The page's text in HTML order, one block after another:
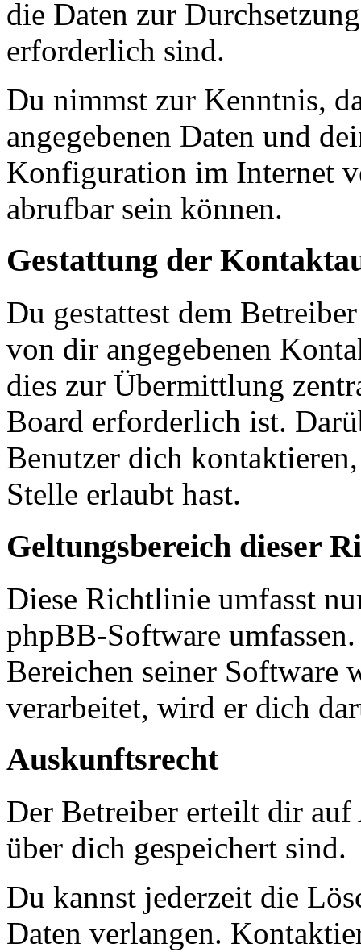
die Daten zur
erforderlich sind.
Du nimmst zur Kenntnis,
angegebenen Daten und
Konfiguration im Internet
abrufbar sein können.
Gestattung der
Du gestattest dem
von dir angegebenen
dies zur Übermittlung
Board erforderlich ist.
Benutzer dich
Stelle erlaubt hast.
Geltungsbereich dieser
Diese Richtlinie umfasst
phpBB-Software
Bereichen seiner Software
verarbeitet, wird er dich
Auskunftsrecht
Der Betreiber erteilt dir
über dich gespeichert sind.
Du kannst jederzeit die
Daten verlangen.